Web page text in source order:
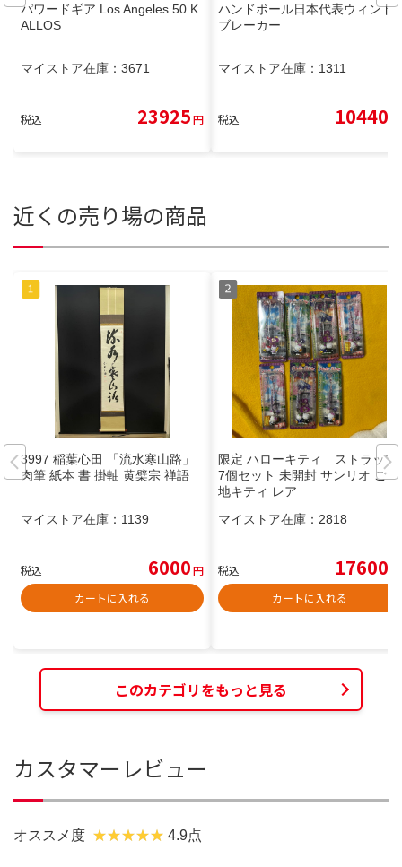
パワードギア Los Angeles 50 K
ALLOS
マイストア在庫： 3671
税込 23925円
ハンドボール日本代表ウィンド
ブレーカー
マイストア在庫： 1311
税込 10440
近くの売り場の商品
3997 稲葉心田 「流水寒山路」
肉筆 紙本 書 掛軸 黄檗宗 禅語
マイストア在庫： 1139
税込 6000円
カートに入れる
限定 ハローキティ ストラップ
7個セット 未開封 サンリオ ご当
地キティ レア
マイストア在庫： 2818
税込 17600
カートに入れる
このカテゴリをもっと見る
カスタマーレビュー
オススメ度 4.9点